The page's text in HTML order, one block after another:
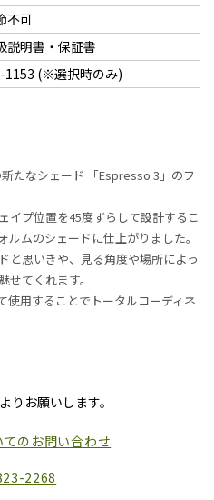
不可
説明書・保証書
1153 (※選択時のみ)
たなシェード 「Espresso 3」のフ
イプ位置を45度ずらして設計するこ
ムのシェードに仕上がりました。
と思いきや、見る角度や場所によっ
てくれます。
使用することでトータルコーディネ
りお願いします。
のお問い合わせ
2268